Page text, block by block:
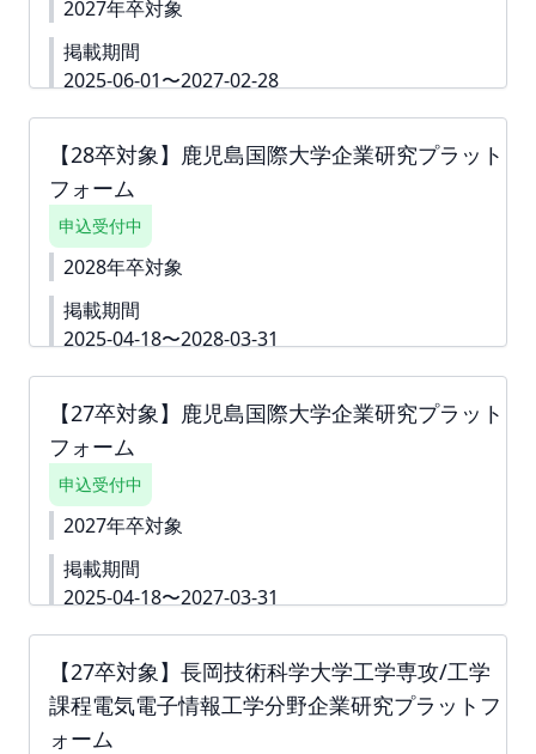
心をもつ機会を提供することを目的としておりま
campus.net/upload/freepage/67f7922f77c40.pdf
■掲載費：55,000円(税込) ■掲載期間：掲載確定後
ぐに入力できない内容がある場合は、「ダミー」や
「000」などをご入力して進んでください。 ※掲載
確定後も何度でも編集可能です。
2027年卒対象
掲載期間
2025-06-01〜2027-02-28
■掲載期間 2025年6月1日～2027年2月28日 ■閲覧
対象 27年卒以降(1年生～3年生) ■掲載費 55,000円
■掲載特典(プラットフォーム対話会) ＜開催日程＞
・3月4日(水)［オンライン］ ・3月25日(水)［オンラ
イン］ ・4月23日(木)［対面(常盤キャンパス)］ ・4
月28日(火)［対面(吉田キャンパス)］ ・5月14日(木)
［対面(吉田キャンパス)］ ・5月19日(火)［対面(常盤
13:50：1回目の面談会 14:00-14:30：2回目の面談会
14:40-15:10：3回目の面談会 15:20-15:50：4回目の
す。 必ずご一読ください。
https://ds0n.cc.yamaguchi-u.ac.jp/~ss-
web/collabo/platform/plfkyujin27.pdf ▼本プラッ
トフォームの詳細資料です
campus.net/upload/freepage/68a3bca82a8a3.pdf
下書き機能はございません。 「回答内容を学生に公
開しない」というチェック付きの質問は 「ダミー」
生に公開しない」というチェックボックスへチェッ
クをしてお申込みを進めていただくことも可能で
【28卒対象】鹿児島国際大学企業研究プラット
フォーム
申込受付中
2028年卒対象
掲載期間
2025-04-18〜2028-03-31
下書き機能はございません。 すぐに入力できない内
容がある場合は、「ダミー」や「000」などをご入
力して進んでください。 ※掲載確定後も何度でも編
集可能です。 詳細資料
campus.net/upload/freepage/67d7ebcfe7701.pdf
※ご請求書は掲載が確定した月末に発行いたしま
す。
【27卒対象】鹿児島国際大学企業研究プラット
フォーム
申込受付中
2027年卒対象
掲載期間
2025-04-18〜2027-03-31
詳細資料https://second-
campus.net/upload/freepage/67d7eba416c51.pdf
下書き機能はございません。 「回答内容を学生に公
開しない」というチェック付きの質問は 「ダミー」
や「000」などをご入力いただき、 「回答内容を学
【27卒対象】長岡技術科学大学工学専攻/工学
課程電気電子情報工学分野企業研究プラットフ
ォーム